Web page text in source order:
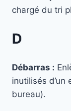
chargé du tri
D
Débarras :
inutilisés d’un
bureau).